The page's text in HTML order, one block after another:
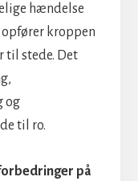
hændelse
kroppen
til stede. Det
og
til ro.
på